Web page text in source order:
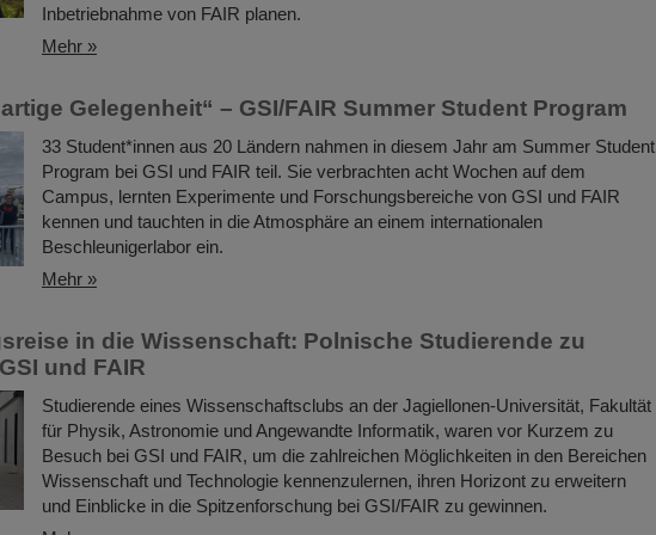
Inbetriebnahme von FAIR planen.
Mehr »
Gelegenheit“ – GSI/FAIR Summer Student Program
33 Student*innen aus 20 Ländern nahmen in diesem Jahr am Summer Student
Program bei GSI und FAIR teil. Sie verbrachten acht Wochen auf dem
Campus, lernten Experimente und Forschungsbereiche von GSI und FAIR
kennen und tauchten in die Atmosphäre an einem internationalen
Beschleunigerlabor ein.
Mehr »
in die Wissenschaft: Polnische Studierende zu
und FAIR
Studierende eines Wissenschaftsclubs an der Jagiellonen-Universität, Fakultät
für Physik, Astronomie und Angewandte Informatik, waren vor Kurzem zu
Besuch bei GSI und FAIR, um die zahlreichen Möglichkeiten in den Bereichen
Wissenschaft und Technologie kennenzulernen, ihren Horizont zu erweitern
und Einblicke in die Spitzenforschung bei GSI/FAIR zu gewinnen.